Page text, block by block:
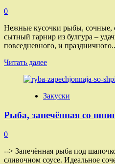
0
Нежные кусочки рыбы, сочные,
сытный гарнир из булгура –
повседневного, и
Читать далееПрочитать
о
запечённый
булгуром
Закуски
Рыба, запечённая со
0
--> Запечённая рыба под
сливочном соусе. Идеальное